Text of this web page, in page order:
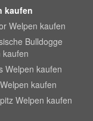
kaufen
Welpen kaufen
Bulldogge
kaufen
Welpen kaufen
kaufen
Welpen kaufen